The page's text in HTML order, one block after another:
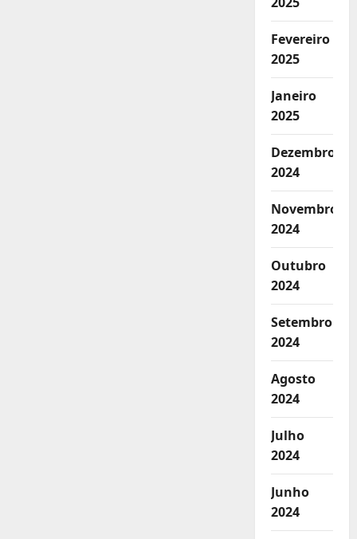
Fevereiro
2025
Janeiro
2025
Dezembro
2024
Novembro
2024
Outubro
2024
Setembro
2024
Agosto
2024
Julho
2024
Junho
2024